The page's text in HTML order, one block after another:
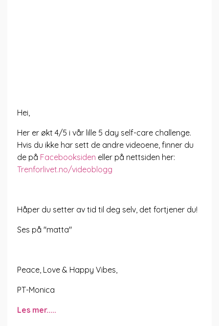
Hei,
Her er økt 4/5 i vår lille 5 day self-care challenge.
Hvis du ikke har sett de andre videoene, finner du
de på Facebooksiden eller på nettsiden her:
Trenforlivet.no/videoblogg
Håper du setter av tid til deg selv, det fortjener du!
Ses på "matta"
Peace, Love & Happy Vibes,
PT-Monica
Les mer.....